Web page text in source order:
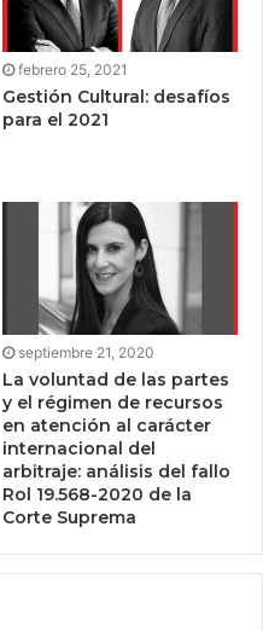
febrero 25, 2021
Gestión Cultural: desafíos
para el 2021
septiembre 21, 2020
La voluntad de las partes
y el régimen de recursos
en atención al carácter
internacional del
arbitraje: análisis del fallo
Rol 19.568-2020 de la
Corte Suprema